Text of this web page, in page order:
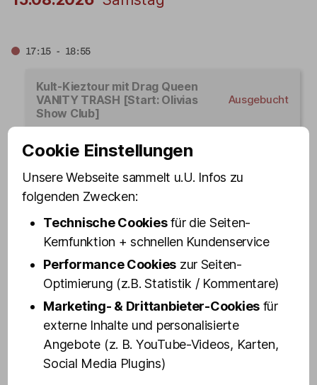
17:15 - 18:55
Kult-Kieztour mit Drag Queen
VANITY TRASH [Start: Olivias
Show Club]
Ausgebucht
Kult-Kieztour mit Drag Queen VANITY TRASH
Jetzt buchen
21:15 - 22:55
Kult-Kieztour mit Drag Queen VANITY TRASH
[Start: Olivias Show Club]
Cookie Einstellungen
Unsere Webseite sammelt u.U. Infos zu
folgenden Zwecken:
Technische Cookiesfür die Seiten-
Kernfunktion + schnellen Kundenservice
Performance Cookies zur Seiten-
Optimierung (z.B. Statistik / Kommentare)
Marketing- & Drittanbieter-Cookies für
externe Inhalte und personalisierte
Angebote (z. B. YouTube-Videos, Karten,
Social Media Plugins)